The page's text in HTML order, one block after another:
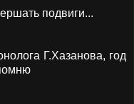
подвиги...
Г.Хазанова, год